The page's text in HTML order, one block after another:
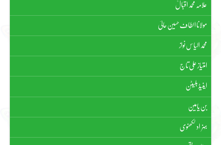
علامہ محمد اقبالؒ
مولانا الطاف حسین حالیؔ
محمد الیاس نواز
امتیاز علی تاج
اینیڈ بلیٹن
بن یامین
بہزاد لکھنوی